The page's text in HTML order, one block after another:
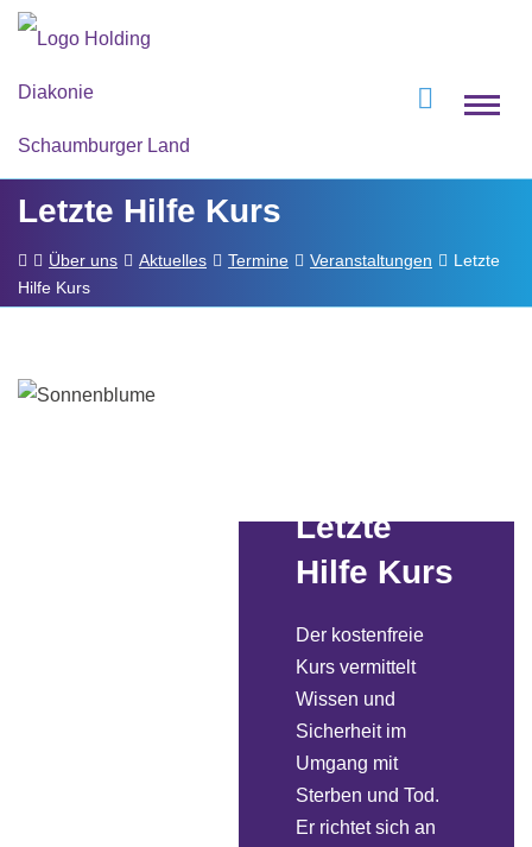
Letzte Hilfe Kurs
Über uns Aktuelles Termine Veranstaltungen
Letzte
Hilfe Kurs
Letzte
Hilfe Kurs
Der kostenfreie
Kurs vermittelt
Wissen und
Sicherheit im
Umgang mit
Sterben und Tod.
Er richtet sich an